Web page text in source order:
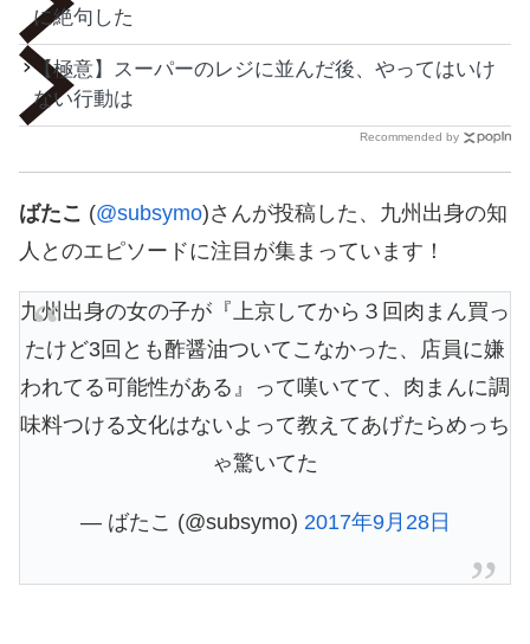
に絶句した
【極意】スーパーのレジに並んだ後、やってはいけ
ない行動は
Recommended by
ばたこ ‎ (@subsymo)さんが投稿した、九州出身の知
人とのエピソードに注目が集まっています！
九州出身の女の子が『上京してから３回肉まん買っ
たけど3回とも酢醤油ついてこなかった、店員に嫌
われてる可能性がある』って嘆いてて、肉まんに調
味料つける文化はないよって教えてあげたらめっち
ゃ驚いてた
— ばたこ‎ (@subsymo) 2017年9月28日